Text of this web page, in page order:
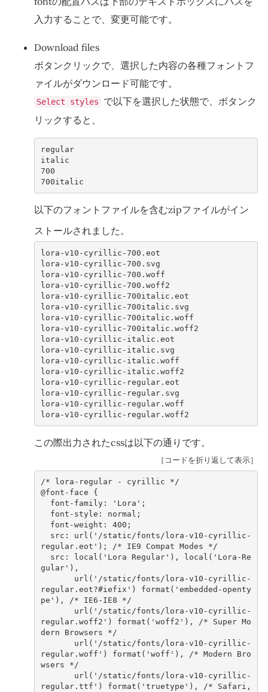
入力することで、変更可能です。
Download files
ボタンクリックで、選択した内容の各種フォントフ
ァイルがダウンロード可能です。
Select styles
で以下を選択した状態で、ボタンク
リックすると、
regular
italic
700
以下のフォントファイルを含むzipファイルがイン
ストールされました。
lora-v10-cyrillic-700.eot
lora-v10-cyrillic-700.svg
lora-v10-cyrillic-700.woff
lora-v10-cyrillic-700.woff2
lora-v10-cyrillic-700italic.eot
lora-v10-cyrillic-700italic.svg
lora-v10-cyrillic-700italic.woff
lora-v10-cyrillic-700italic.woff2
lora-v10-cyrillic-italic.eot
lora-v10-cyrillic-italic.svg
lora-v10-cyrillic-italic.woff
lora-v10-cyrillic-italic.woff2
lora-v10-cyrillic-regular.eot
lora-v10-cyrillic-regular.svg
lora-v10-cyrillic-regular.woff
この際出力されたcssは以下の通りです。
［コードを折り返して表示］
/* lora-regular - cyrillic */
@font-face
{
font-family: 'Lora' ;
font-style : normal ;
font-weight : 400 ;
src : url ( '/static/fonts/lora-v10-cyrillic-
regular.eot' );
/* IE9 Compat Modes */
src : local ( 'Lora Regular' ), local ( 'Lora-Re
gular' ),
url ( '/static/fonts/lora-v10-cyrillic-
regular.eot?#iefix' ) format ( 'embedded-openty
pe' ),
/* IE6-IE8 */
url ( '/static/fonts/lora-v10-cyrillic-
regular.woff2' ) format ( 'woff2' ),
/* Super Mo
dern Browsers */
url ( '/static/fonts/lora-v10-cyrillic-
regular.woff' ) format ( 'woff' ),
/* Modern Bro
wsers */
url ( '/static/fonts/lora-v10-cyrillic-
regular.ttf' ) format ( 'truetype' ),
/* Safari,